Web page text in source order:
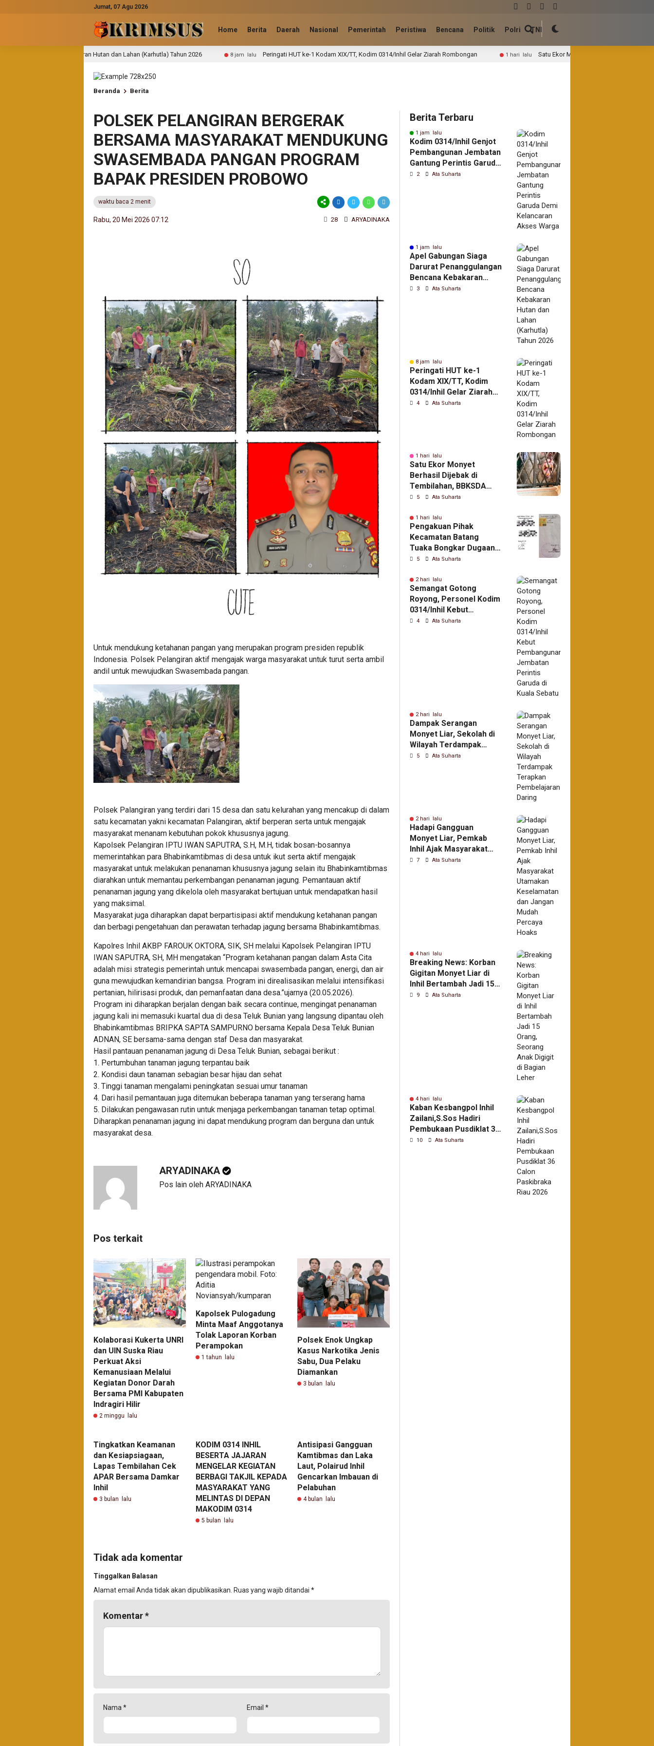
Jumat, 07 Agu 2026
Home Berita Daerah Nasional Pemerintah Peristiwa Bencana Politik Polri TNI
Hutan dan Lahan (Karhutla) Tahun 2026 8 jam lalu Peringati HUT ke-1 Kodam XIX/TT, Kodim 0314/Inhil Gelar Ziarah Rombongan 1 hari lalu Satu Ekor Monyet Berhasil Dijebak di Tembilahan, BBKSDA Riau
Beranda Berita
POLSEK PELANGIRAN BERGERAK
BERSAMA MASYARAKAT MENDUKUNG
SWASEMBADA PANGAN PROGRAM
BAPAK PRESIDEN PROBOWO
waktu baca 2 menit
Rabu, 20 Mei 2026 07:12 28 ARYADINAKA
Untuk mendukung ketahanan pangan yang merupakan program presiden republik
Indonesia. Polsek Pelangiran aktif mengajak warga masyarakat untuk turut serta ambil
andil untuk mewujudkan Swasembada pangan.
Polsek Palangiran yang terdiri dari 15 desa dan satu kelurahan yang mencakup di dalam
satu kecamatan yakni kecamatan Palangiran, aktif berperan serta untuk mengajak
masyarakat menanam kebutuhan pokok khususnya jagung.
Kapolsek Pelangiran IPTU IWAN SAPUTRA, S.H, M.H, tidak bosan-bosannya
memerintahkan para Bhabinkamtibmas di desa untuk ikut serta aktif mengajak
masyarakat untuk melakukan penanaman khususnya jagung selain itu Bhabinkamtibmas
diarahkan untuk memantau perkembangan penanaman jagung. Pemantauan aktif
penanaman jagung yang dikelola oleh masyarakat bertujuan untuk mendapatkan hasil
yang maksimal.
Masyarakat juga diharapkan dapat berpartisipasi aktif mendukung ketahanan pangan
dan berbagi pengetahuan dan perawatan terhadap jagung bersama Bhabinkamtibmas.
Kapolres Inhil AKBP FAROUK OKTORA, SIK, SH melalui Kapolsek Pelangiran IPTU
IWAN SAPUTRA, SH, MH mengatakan “Program ketahanan pangan dalam Asta Cita
adalah misi strategis pemerintah untuk mencapai swasembada pangan, energi, dan air
guna mewujudkan kemandirian bangsa. Program ini direalisasikan melalui intensifikasi
pertanian, hilirisasi produk, dan pemanfaatan dana desa.”ujarnya (20.05.2026).
Program ini diharapkan berjalan dengan baik secara continue, mengingat penanaman
jagung kali ini memasuki kuartal dua di desa Teluk Bunian yang langsung dipantau oleh
Bhabinkamtibmas BRIPKA SAPTA SAMPURNO bersama Kepala Desa Teluk Bunian
ADNAN, SE bersama-sama dengan staf Desa dan masyarakat.
Hasil pantauan penanaman jagung di Desa Teluk Bunian, sebagai berikut :
1. Pertumbuhan tanaman jagung terpantau baik
2. Kondisi daun tanaman sebagian besar hijau dan sehat
3. Tinggi tanaman mengalami peningkatan sesuai umur tanaman
4. Dari hasil pemantauan juga ditemukan beberapa tanaman yang terserang hama
5. Dilakukan pengawasan rutin untuk menjaga perkembangan tanaman tetap optimal.
Diharapkan penanaman jagung ini dapat mendukung program dan berguna dan untuk
masyarakat desa.
ARYADINAKA
Pos lain oleh ARYADINAKA
Pos terkait
Kolaborasi Kukerta UNRI
dan UIN Suska Riau
Perkuat Aksi
Kemanusiaan Melalui
Kegiatan Donor Darah
Bersama PMI Kabupaten
Indragiri Hilir
2 minggu lalu
Kapolsek Pulogadung
Minta Maaf Anggotanya
Tolak Laporan Korban
Perampokan
1 tahun lalu
Polsek Enok Ungkap
Kasus Narkotika Jenis
Sabu, Dua Pelaku
Diamankan
3 bulan lalu
Tingkatkan Keamanan
dan Kesiapsiagaan,
Lapas Tembilahan Cek
APAR Bersama Damkar
Inhil
3 bulan lalu
KODIM 0314 INHIL
BESERTA JAJARAN
MENGELAR KEGIATAN
BERBAGI TAKJIL KEPADA
MASYARAKAT YANG
MELINTAS DI DEPAN
MAKODIM 0314
5 bulan lalu
Antisipasi Gangguan
Kamtibmas dan Laka
Laut, Polairud Inhil
Gencarkan Imbauan di
Pelabuhan
4 bulan lalu
Tidak ada komentar
Tinggalkan Balasan
Alamat email Anda tidak akan dipublikasikan. Ruas yang wajib ditandai *
Komentar*
Nama* Email *
Berita Terbaru
1 jam lalu
Kodim 0314/Inhil Genjot
Pembangunan Jembatan
Gantung Perintis Garuda
Demi Kelancaran Akses
2 Ata Suharta
1 jam lalu
Apel Gabungan Siaga
Darurat Penanggulangan
Bencana Kebakaran
Hutan dan Lahan
3 Ata Suharta
8 jam lalu
Peringati HUT ke-1
Kodam XIX/TT, Kodim
0314/Inhil Gelar Ziarah
Rombongan
4 Ata Suharta
1 hari lalu
Satu Ekor Monyet
Berhasil Dijebak di
Tembilahan, BBKSDA
Riau Lakukan Identifikasi
5 Ata Suharta
1 hari lalu
Pengakuan Pihak
Kecamatan Batang
Tuaka Bongkar Dugaan
Cacat Administrasi Surat
5 Ata Suharta
2 hari lalu
Semangat Gotong
Royong, Personel Kodim
0314/Inhil Kebut
Pembangunan Jembatan
4 Ata Suharta
2 hari lalu
Dampak Serangan
Monyet Liar, Sekolah di
Wilayah Terdampak
Terapkan Pembelajaran
5 Ata Suharta
2 hari lalu
Hadapi Gangguan
Monyet Liar, Pemkab
Inhil Ajak Masyarakat
Utamakan Keselamatan
7 Ata Suharta
4 hari lalu
Breaking News: Korban
Gigitan Monyet Liar di
Inhil Bertambah Jadi 15
Orang, Seorang Anak
9 Ata Suharta
4 hari lalu
Kaban Kesbangpol Inhil
Zailani,S.Sos Hadiri
Pembukaan Pusdiklat 36
Calon Paskibraka Riau
10 Ata Suharta